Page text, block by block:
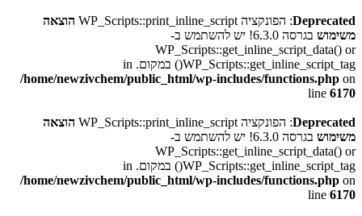
Deprecated: הפונקציה WP_Scripts::print_inline_script
הוצאה
משימוש
בגרסה 6.3.0! יש להשתמש ב-
WP_Scripts::get_inline_script_data() or
WP_Scripts::get_inline_script_tag() במקום. in
/home/newzivchem/public_html/wp-includes/functions.php on
line 6170
Deprecated: הפונקציה WP_Scripts::print_inline_script
הוצאה
משימוש
בגרסה 6.3.0! יש להשתמש ב-
WP_Scripts::get_inline_script_data() or
WP_Scripts::get_inline_script_tag() במקום. in
/home/newzivchem/public_html/wp-includes/functions.php on
line 6170